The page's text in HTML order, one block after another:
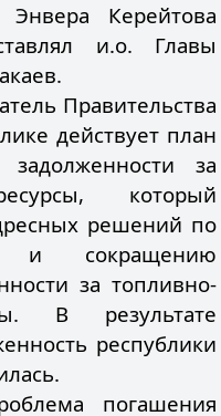
Энвера Керейтова
и.о. Главы
Правительства
действует план
за
который
решений по
и сокращению
за топливно-
В результате
республики
погашения